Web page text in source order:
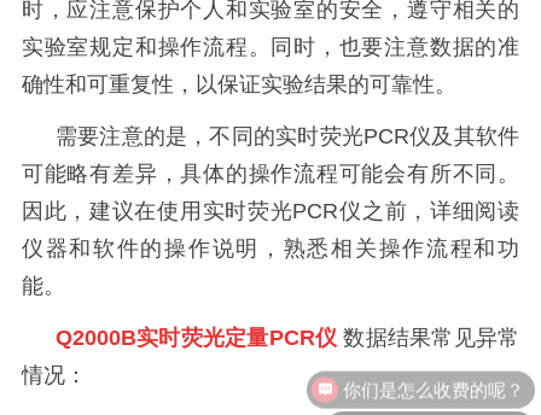
时，应注意保护个人和实验室的安全，遵守相关的
实验室规定和操作流程。同时，也要注意数据的准
确性和可重复性，以保证实验结果的可靠性。
需要注意的是，不同的实时荧光PCR仪及其软件
可能略有差异，具体的操作流程可能会有所不同。
因此，建议在使用实时荧光PCR仪之前，详细阅读
仪器和软件的操作说明，熟悉相关操作流程和功
能。
Q2000B实时荧光定量PCR仪 数据结果常见异常
情况：
你们是怎么收费的呢？